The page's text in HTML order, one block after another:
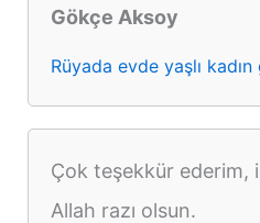
Gökçe Aksoy
Rüyada evde yaşlı
Çok teşekkür ederim,
Allah razı olsun.